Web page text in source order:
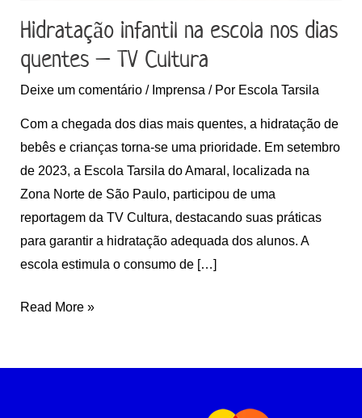
Hidratação infantil na escola nos dias
quentes – TV Cultura
Deixe um comentário/ Imprensa / Por Escola Tarsila
Com a chegada dos dias mais quentes, a hidratação de
bebês e crianças torna-se uma prioridade. Em setembro
de 2023, a Escola Tarsila do Amaral, localizada na
Zona Norte de São Paulo, participou de uma
reportagem da TV Cultura, destacando suas práticas
para garantir a hidratação adequada dos alunos. A
escola estimula o consumo de […]
Cultura
Read More »